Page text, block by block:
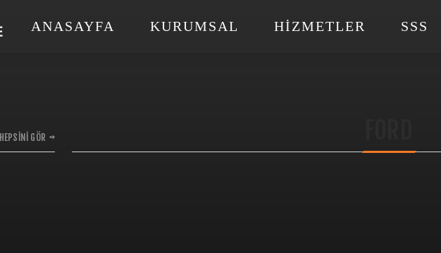
ANASAYFA KURUMSAL HIZMETLER SSS
HEPSINI GÖR